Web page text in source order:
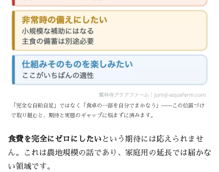
「完全な自給自足」ではなく「食卓の一部を自分でまかなう」——この位置づけ
で取り組むと、期待と実態のギャップに悩まずに済みます。
食費を完全にゼロにしたい という期待には応えられませ
ん。これは農地規模の話であり、家庭用の延長では届かな
い領域です。